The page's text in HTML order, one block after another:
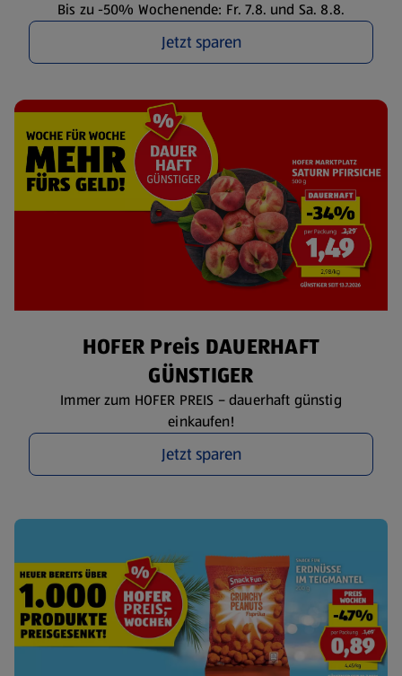
Bis zu -50% Wochenende: Fr. 7.8. und Sa. 8.8.
Jetzt sparen
HOFER Preis DAUERHAFT
GÜNSTIGER
Immer zum HOFER PREIS – dauerhaft günstig
einkaufen!
Jetzt sparen